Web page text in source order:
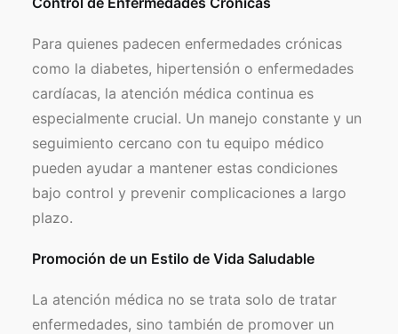
Para quienes padecen enfermedades crónicas
como la diabetes, hipertensión o enfermedades
cardíacas, la atención médica continua es
especialmente crucial. Un manejo constante y un
seguimiento cercano con tu equipo médico
pueden ayudar a mantener estas condiciones
bajo control y prevenir complicaciones a largo
plazo.
Promoción de un Estilo de Vida Saludable
La atención médica no se trata solo de tratar
enfermedades, sino también de promover un